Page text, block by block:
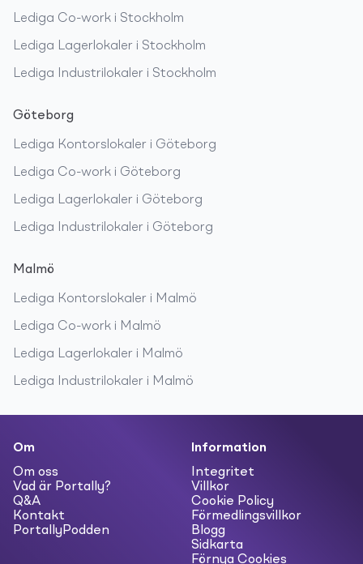
Lediga Co-work i Stockholm
Lediga Lagerlokaler i Stockholm
Lediga Industrilokaler i Stockholm
Göteborg
Lediga Kontorslokaler i Göteborg
Lediga Co-work i Göteborg
Lediga Lagerlokaler i Göteborg
Lediga Industrilokaler i Göteborg
Malmö
Lediga Kontorslokaler i Malmö
Lediga Co-work i Malmö
Lediga Lagerlokaler i Malmö
Lediga Industrilokaler i Malmö
Om
Om oss
Vad är Portally?
Q&A
Kontakt
PortallyPodden
Information
Integritet
Villkor
Cookie Policy
Förmedlingsvillkor
Blogg
Sidkarta
Förnya Cookies